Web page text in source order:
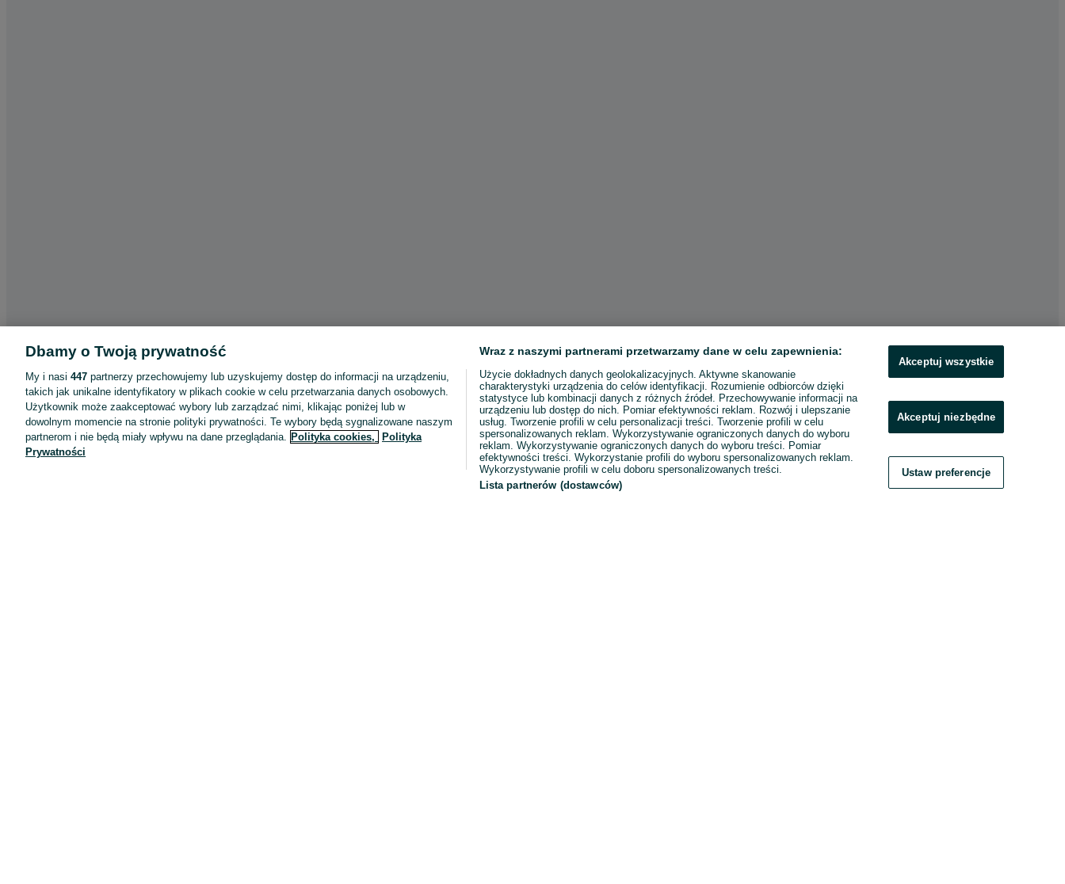
Dbamy o Twoją prywatność
My i nasi 447 partnerzy przechowujemy lub uzyskujemy dostęp do informacji na urządzeniu,
takich jak unikalne identyfikatory w plikach cookie w celu przetwarzania danych osobowych.
Użytkownik może zaakceptować wybory lub zarządzać nimi, klikając poniżej lub w
dowolnym momencie na stronie polityki prywatności. Te wybory będą sygnalizowane naszym
partnerom i nie będą miały wpływu na dane przeglądania. Polityka cookies,
Polityka
Prywatności
Wraz z naszymi partnerami przetwarzamy dane w celu zapewnienia:
Użycie dokładnych danych geolokalizacyjnych. Aktywne skanowanie
charakterystyki urządzenia do celów identyfikacji. Rozumienie odbiorców dzięki
statystyce lub kombinacji danych z różnych źródeł. Przechowywanie informacji na
urządzeniu lub dostęp do nich. Pomiar efektywności reklam. Rozwój i ulepszanie
usług. Tworzenie profili w celu personalizacji treści. Tworzenie profili w celu
spersonalizowanych reklam. Wykorzystywanie ograniczonych danych do wyboru
reklam. Wykorzystywanie ograniczonych danych do wyboru treści. Pomiar
efektywności treści. Wykorzystanie profili do wyboru spersonalizowanych reklam.
Wykorzystywanie profili w celu doboru spersonalizowanych treści.
Lista partnerów (dostawców)
Akceptuj wszystkie
Akceptuj niezbędne
Ustaw preferencje